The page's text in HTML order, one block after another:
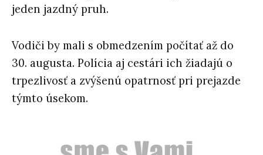
jeden jazdný pruh.
Vodiči by mali s obmedzením počítať až do
30. augusta. Polícia aj cestári ich žiadajú o
trpezlivosť a zvýšenú opatrnosť pri prejazde
týmto úsekom.